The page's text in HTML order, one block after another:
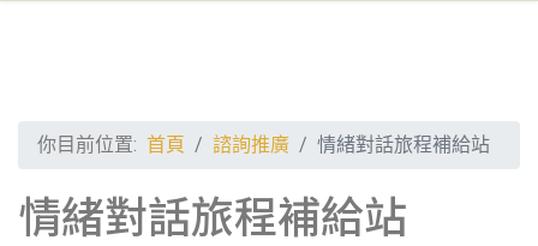
你目前位置: 首頁 諮詢推廣 情緒對話旅程補給站
情緒對話旅程補給站